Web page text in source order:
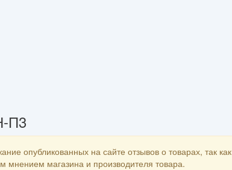
П3
опубликованных на сайте отзывов о товарах, так как
магазина и производителя товара.